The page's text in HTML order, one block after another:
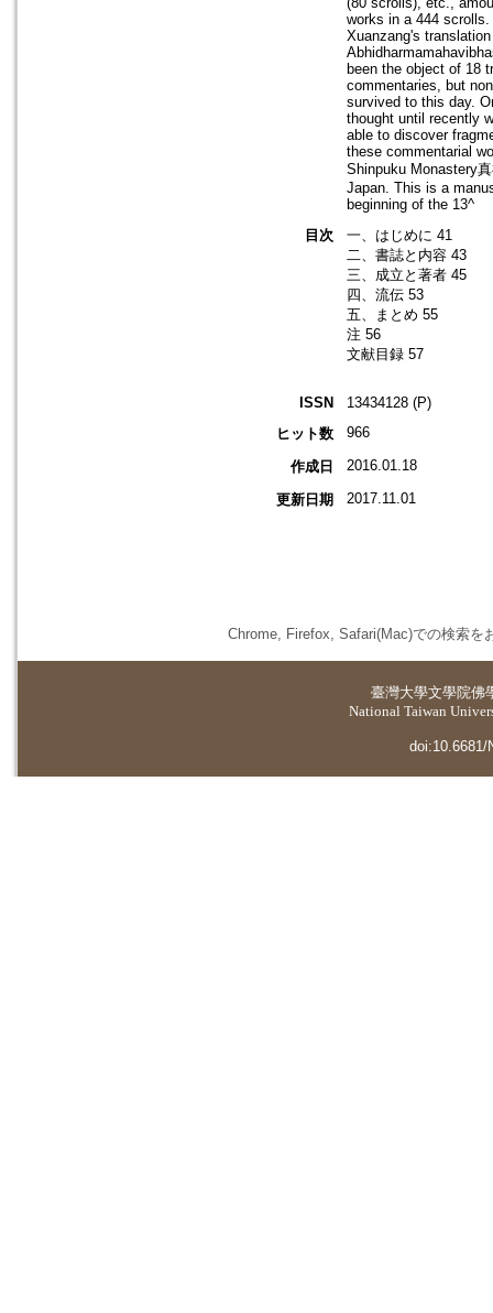
works in a 444
Xuanzang's
been the object of 18
commentaries, but
survived to this day.
thought until recently
able to discover
these commentarial
Shinpuku Monastery
Japan. This is a
beginning of the 13^
目次
一、はじめに 41
二、書誌と内容 43
三、成立と著者 45
四、流伝 53
五、まとめ 55
注 56
文献目録 57
ISSN
13434128 (P)
ヒット数
966
作成日 2016.01.18
更新日期 2017.11.01
Chrome, Firefox, Safari(Mac)での検索を
臺灣大學文學院佛
National Taiwan
doi:10.6681/